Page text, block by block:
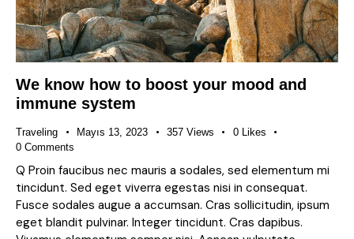
We know how to boost your mood and
immune system
Traveling Mayıs 13, 2023 357 Views 0 Likes
0 Comments
Q Proin faucibus nec mauris a sodales, sed elementum mi
tincidunt. Sed eget viverra egestas nisi in consequat.
Fusce sodales augue a accumsan. Cras sollicitudin, ipsum
eget blandit pulvinar. Integer tincidunt. Cras dapibus.